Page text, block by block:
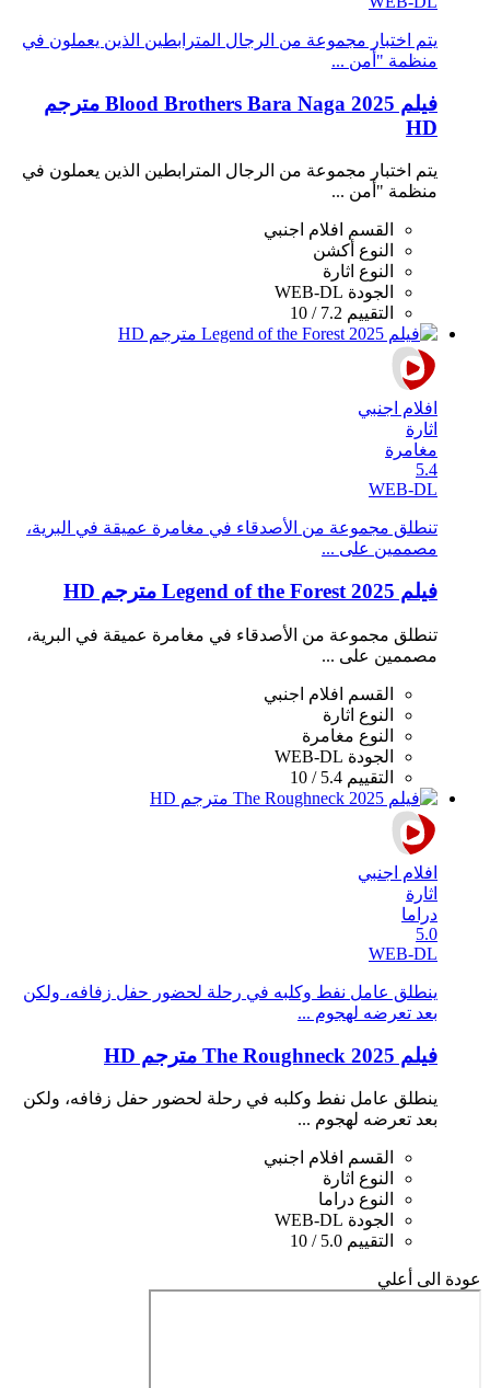
يتم اختبار مجموعة من الرجال المترابطين الذين يعملون في
منظمة "أمن ...
فيلم Blood Brothers Bara Naga 2025 مترجم
HD
يتم اختبار مجموعة من الرجال المترابطين الذين يعملون في
منظمة "أمن ...
القسم افلام اجنبي
النوع أكشن
النوع اثارة
الجودة WEB-DL
التقييم 7.2 / 10
افلام اجنبي
اثارة
مغامرة
5.4
WEB-DL
تنطلق مجموعة من الأصدقاء في مغامرة عميقة في البرية،
مصممين على ...
فيلم Legend of the Forest 2025 مترجم HD
تنطلق مجموعة من الأصدقاء في مغامرة عميقة في البرية،
مصممين على ...
القسم
افلام اجنبي
النوع اثارة
النوع مغامرة
الجودة WEB-DL
التقييم 5.4 / 10
افلام اجنبي
اثارة
دراما
5.0
WEB-DL
ينطلق عامل نفط وكلبه في رحلة لحضور حفل زفافه، ولكن
بعد تعرضه لهجوم ...
فيلم The Roughneck 2025 مترجم HD
ينطلق عامل نفط وكلبه في رحلة لحضور حفل زفافه، ولكن
بعد تعرضه لهجوم ...
القسم
افلام اجنبي
النوع اثارة
النوع دراما
الجودة WEB-DL
التقييم 5.0 / 10
عودة الى أعلي